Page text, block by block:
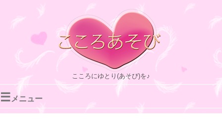
こころにゆとり(あそび)を♪
☰ メニュー